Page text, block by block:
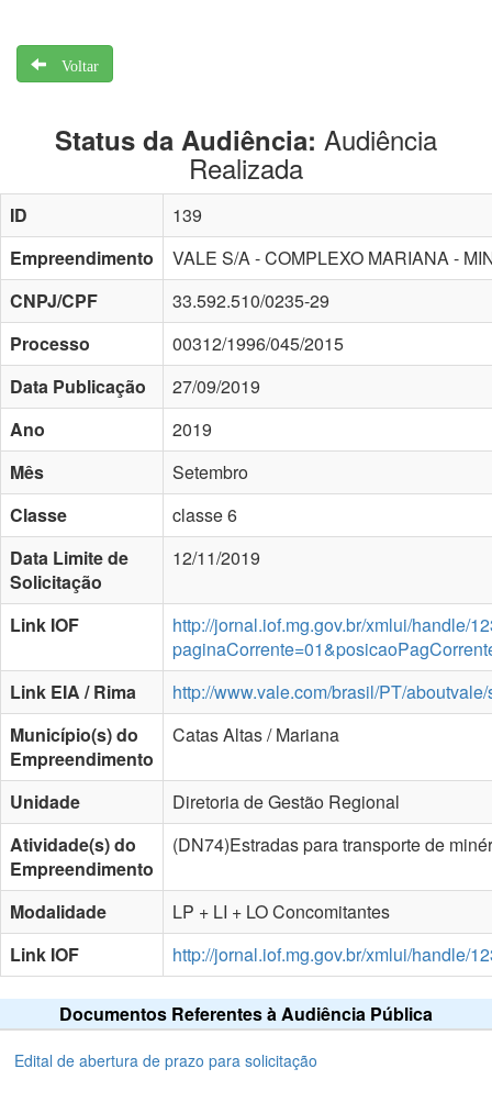
Voltar
Status da Audiência: Audiência
Realizada
ID
139
Empreendimento
VALE S/A - COMPLEXO MARIANA -
CNPJ/CPF
33.592.510/0235-29
Processo
00312/1996/045/2015
Data Publicação
27/09/2019
Ano
2019
Mês
Setembro
Classe
classe 6
Data Limite de
Solicitação
12/11/2019
Link IOF
http://jornal.iof.mg.gov.br/xmlui/handle/
Link EIA / Rima
http://www.vale.com/brasil/PT/
Município(s) do
Empreendimento
Catas Altas / Mariana
Unidade
Diretoria de Gestão Regional
Atividade(s) do
Empreendimento
(DN74)Estradas para transporte de
Modalidade
LP + LI + LO Concomitantes
Link IOF
http://jornal.iof.mg.gov.br/xmlui/handle/
Documentos Referentes à Audiência Pública
Edital de abertura de prazo para solicitação